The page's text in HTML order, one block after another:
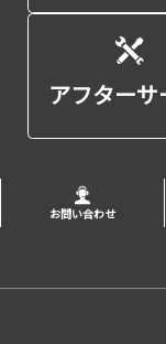
アフターサ
お問い合わせ